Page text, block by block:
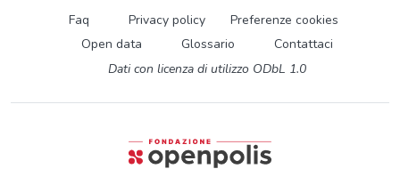
Faq Privacy policy
Preferenze cookies
Open data
Glossario
Contattaci
Dati con licenza di utilizzo ODbL 1.0